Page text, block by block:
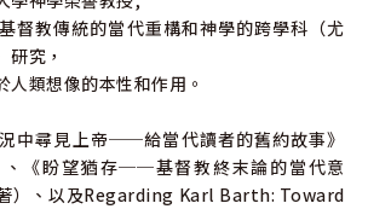
屬少數人在象牙塔內的理性活動，只是基
術研究，此書更清楚闡明立足於信仰的神
是對安瑟倫的『信仰尋求理解』作出精彩
歷史科專任講師
督教傳統的當代重構和神學的跨學科（尤
研究，
人類想像的本性和作用。
中尋見上帝──給當代讀者的舊約故事》
、《盼望猶存──基督教終末論的當代意
）、以及Regarding Karl Barth: Toward